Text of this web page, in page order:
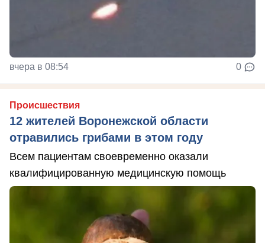
вчера в 08:54 0
Происшествия
12 жителей Воронежской области
отравились грибами в этом году
Всем пациентам своевременно оказали
квалифицированную медицинскую помощь